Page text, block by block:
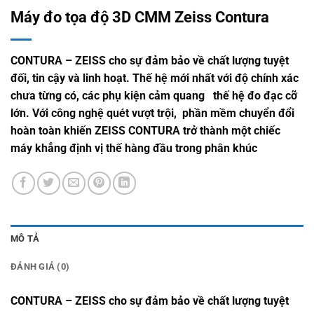
Máy đo tọa độ 3D CMM Zeiss Contura
CONTURA – ZEISS cho sự đảm bảo về chất lượng tuyệt
đối, tin cậy và linh hoạt. Thế hệ mới nhất với độ chính xác
chưa từng có, các phụ kiện cảm quang thế hệ đo đạc cỡ
lớn. Với công nghệ quét vượt trội, phần mềm chuyển đổi
hoàn toàn khiến ZEISS CONTURA trở thành một chiếc
máy khẳng định vị thế hàng đầu trong phân khúc
MÔ TẢ
ĐÁNH GIÁ (0)
CONTURA – ZEISS cho sự đảm bảo về chất lượng tuyệt